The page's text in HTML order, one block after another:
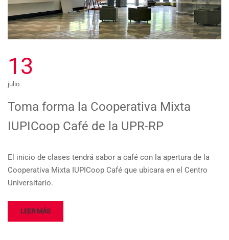
13
julio
Toma forma la Cooperativa Mixta
IUPICoop Café de la UPR-RP
El inicio de clases tendrá sabor a café con la apertura de la
Cooperativa Mixta IUPICoop Café que ubicara en el Centro
Universitario.
LEER MÁS